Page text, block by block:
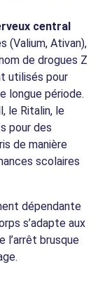
central
(Valium, Ativan),
de drogues Z
utilisés pour
longue période.
le Ritalin, le
pour des
de manière
scolaires
dépendante
s’adapte aux
l’arrêt brusque